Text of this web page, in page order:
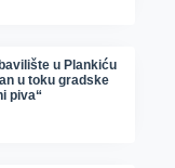
u Plankiću
u toku gradske
piva“